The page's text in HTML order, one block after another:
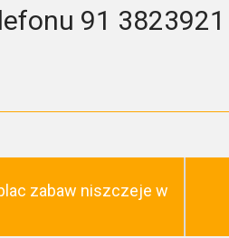
91
zabaw niszczeje w